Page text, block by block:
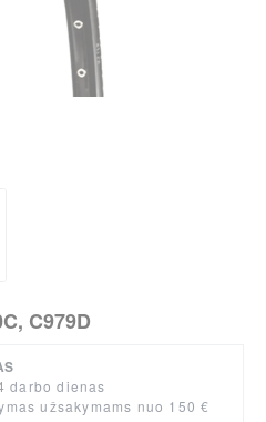
C979D
darbo dienas
užsakymams nuo 150 €